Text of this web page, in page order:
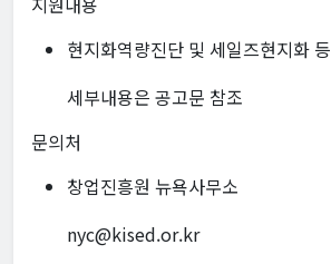
현지화역량진단 및 세일즈현지화 등
세부내용은 공고문 참조
문의처
창업진흥원 뉴욕사무소
nyc@kised.or.kr